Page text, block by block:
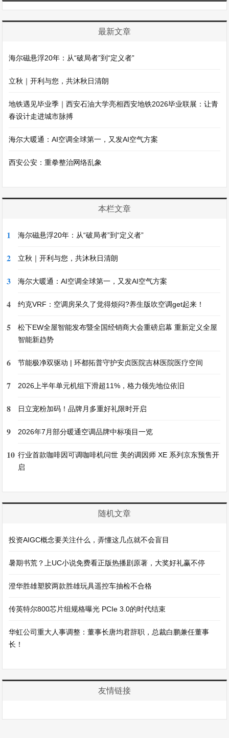
最新文章
海尔磁悬浮20年：从“破局者”到“定义者”
立秋｜开利与您，共沐秋日清朗
地铁遇见毕业季｜西安石油大学亮相西安地铁2026毕业联展：让青
春设计走进城市脉搏
海尔大暖通：AI空调全球第一，又发AI空气方案
西安公安：重拳整治网络乱象
本栏文章
1 海尔磁悬浮20年：从“破局者”到“定义者”
2 立秋｜开利与您，共沐秋日清朗
3 海尔大暖通：AI空调全球第一，又发AI空气方案
4 约克VRF：空调房呆久了觉得烦闷?养生版吹空调get起来！
5
松下EW全屋智能发布暨全国经销商大会重磅启幕 重新定义全屋
智能新趋势
6 节能极净双驱动 | 环都拓普守护安贞医院吉林医院医疗空间
7 2026上半年单元机组下滑超11%，格力领先地位依旧
8 日立宠粉加码！品牌月多重好礼限时开启
9 2026年7月部分暖通空调品牌中标项目一览
10 行业首款咖啡因可调咖啡机问世 美的调因师 XE 系列京东预售开
启
随机文章
投资AIGC概念要关注什么，弄懂这几点就不会盲目
暑期书荒？上UC小说免费看正版热播剧原著，大奖好礼赢不停
澄华胜雄塑胶两款胜雄玩具遥控车抽检不合格
传英特尔800芯片组规格曝光 PCIe 3.0的时代结束
华虹公司重大人事调整：董事长唐均君辞职，总裁白鹏兼任董事
长！
友情链接